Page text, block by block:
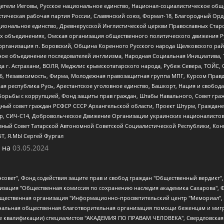
Иеговы, Русское национальное единство, Национал-социалистическое
рабочая партия России, Славянский союз, Формат-18, Благородный
единство, Древнерусской Инглистической церкви Православных
Омская организация общественного политического движения
п. Боровский, Община Коренного Русского народа Щелковского
объединение последователей инглиизма, Народная Социальная
Астрахани, ВОЛЯ, Меджлис крымскотатарского народа, Рубеж Севера, ТОЙС,
Фирма, Молодежная правозащитная группа МПГ, Курсом
республика Русь, Арестантское уголовное единство, Башкорт, Нация и
с коррупцией, Фонд защиты прав граждан, Штабы Навального, Совет
совет граждан РСФСР СССР Архангельской области, Проект Штурм,
СИЧ-С14, Добровольческое Движение Организации украинских
Совет Татарской Автономной Советской Социалистической Республики,
Я.МЫ Сергей Фургал
03.05.2024
профессиональный союз работников здравоохранения "Альянс врачей", Юридическое лицо, зарегистрированное в Латвийской Республике, SIA "Medusa Project" (регистрационный номер 40103797863, дата регистрации 10.06.2014), Некоммерческая организация "Фонд по борьбе с коррупцией", Автономная некоммерческая организация "Институт права и публичной политики", Баданин Роман Сергеевич, Гликин Максим Александрович, Железнова Мария Михайловна, Лукьянова Юлия Сергеевна, Маетная Елизавета Витальевна, Маняхин Петр Борисович, Чуракова Ольга Владимировна, Ярош Юлия Петровна, Юридическое лицо "The Insider SIA", зарегистрированное в Риге, Латвийская Республика (дата регистрации 26.06.2015), являющееся администратором доменного имени интернет-издания "The Insider SIA", https://theins.ru, Постернак Алексей Евгеньевич, Рубин Михаил Аркадьевич, Анин Роман Александрович, Юридическое лицо Istories fonds, зарегистрированное в Латвийской Республике (регистрационный номер 50008295751, дата регистрации 24.02.2020), Великовский Дмитрий Александрович, Долинина Ирина Николаевна, Мароховская Алеся Алексеевна, Шлейнов Роман Юрьевич, Шмагун Олеся Валентиновна, Общество с ограниченной ответственностью "Альтаир 2021", Общество с ограниченной ответственностью "Вега 2021", Общество с ограниченной ответственностью "Главный редактор 2021", Общество с ограниченной ответственностью "Ромашки монолит", Важенков Артем Валерьевич, Ивановская областная общественная организация "Центр гендерных исследований", Гурман Юрий Альбертович, Медиапроект "ОВД-Инфо", Егоров Владимир Владимирович, Жилинский Владимир Александрович, Общество с ограниченной ответственностью "ЗП", Иванова София Юрьевна, Карезина Инна Павловна, Кильтау Екатерина Викторовна, Петров Алексей Викторович, Пискунов Сергей Евгеньевич, Смирнов Сергей Сергеевич, Тихонов Михаил Сергеевич, Общество с ограниченной ответственностью "ЖУРНАЛИСТ-ИНОСТРАННЫЙ АГЕНТ", Арапова Галина Юрьевна, Вольтская Татьяна Анатольевна, Американская компания "Mason G.E.S. Anonymous Foundation" (США), являющаяся владельцем интернет-издания https://mnews.world/, Компания "Stichting Bellingcat", зарегистрированная в Нидерландах (дата регистрации 11.07.2018), Захаров Андрей Вячеславович, Клепиковская Екатерина Дмитриевна, Общество с ограниченной ответственностью "МЕМО", Перл Роман Александрович, Симонов Евгений Алексеевич, Соловьева Елена Анатольевна, Сотников Даниил Владимирович, Сурначева Елизавета Дмитриевна, Автономная некоммерческая организация по защите прав человека и информированию населения "Якутия – Наше Мнение", Общество с ограниченной ответственностью "Москоу диджитал медиа", с 26.01.2023 Общество с ограниченной ответственностью "Чайка Белые сады", Ветошкина Валерия Валерьевна, Заговора Максим Александрович, Межрегиональное общественное движение "Российская ЛГБТ - сеть", Оленичев Максим Владимирович, Павлов Иван Юрьевич, Скворцова Елена Сергеевна, Общество с ограниченной ответственностью "Как бы инагент", Кочетков Игорь Викторович, Общество с ограниченной ответственностью "Честные выборы", Еланчик Олег Александрович, Общество с ограниченной ответственностью "Нобелевский призыв", Гималова Регина Эмилевна, Григорьев Андрей Валерьевич, Григорьева Алина Александровна, Ассоциация по содействию защите прав призывников, альтернативнослужащих и военнослужащих "Правозащитная группа "Гражданин.Армия.Право", Хисамова Регина Фаритовна,